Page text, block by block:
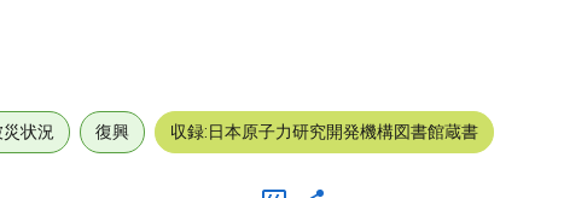
状況 復興 収録:日本原子力研究開発機構図書館蔵書